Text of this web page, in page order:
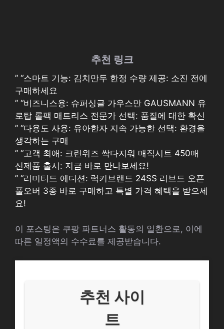
추천 링크
” “스마트 기능: 김치만두 한정 수량 제공: 소진 전에
구매하세요
” “비즈니스용: 슈퍼싱글 가우스만 GAUSMANN 유
로탑 롤팩 매트리스 전문가 선택: 품질에 대한 확신
” “다용도 사용: 유아한자 지속 가능한 선택: 환경을
생각하는 구매
” “고객 최애: 크린위즈 싹다지워 매직시트 450매
신제품 출시: 지금 바로 만나보세요!
” “리미티드 에디션: 럭키브랜드 24SS 리브드 오픈
풀오버 3종 바로 구매하고 특별 가격 혜택을 받으세
요!
이 포스팅은 쿠팡 파트너스 활동의 일환으로, 이에
따른 일정액의 수수료를 제공받습니다.
추천 사이
트